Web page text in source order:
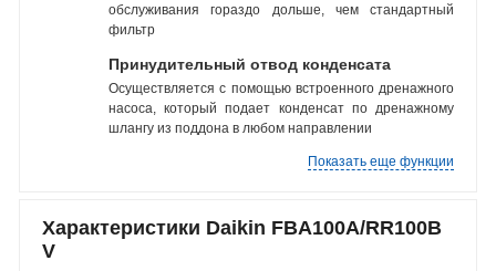
обслуживания гораздо дольше, чем стандартный
фильтр
Принудительный отвод конденсата
Осуществляется с помощью встроенного дренажного
насоса, который подает конденсат по дренажному
шлангу из поддона в любом направлении
Показать еще функции
Характеристики Daikin FBA100A/RR100B
V